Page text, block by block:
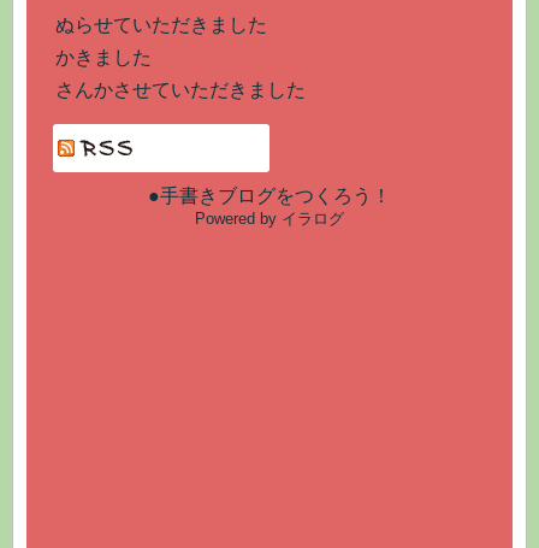
ぬらせていただきました
かきました
さんかさせていただきました
●手書きブログをつくろう！
Powered by イラログ